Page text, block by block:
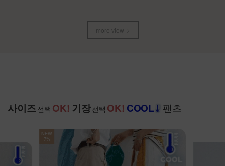
more view
사이즈 선택 OK! 기장선택 OK! COOL 팬츠